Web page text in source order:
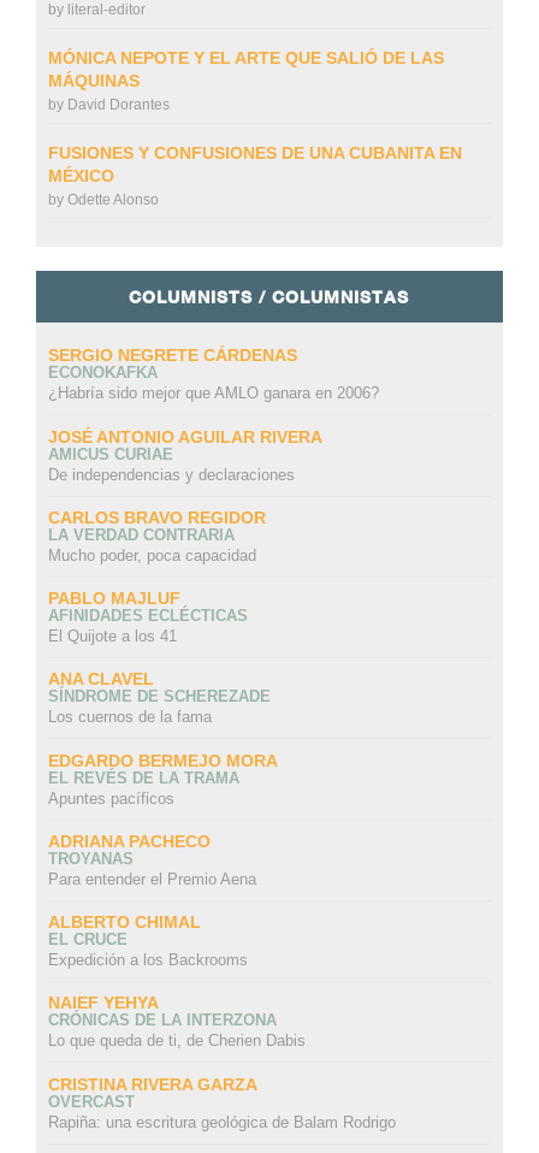
by literal-editor
MÓNICA NEPOTE Y EL ARTE QUE SALIÓ DE LAS
MÁQUINAS
by David Dorantes
FUSIONES Y CONFUSIONES DE UNA CUBANITA EN
MÉXICO
by Odette Alonso
COLUMNISTS / COLUMNISTAS
SERGIO NEGRETE CÁRDENAS
ECONOKAFKA
¿Habría sido mejor que AMLO ganara en 2006?
JOSÉ ANTONIO AGUILAR RIVERA
AMICUS CURIAE
De independencias y declaraciones
CARLOS BRAVO REGIDOR
LA VERDAD CONTRARIA
Mucho poder, poca capacidad
PABLO MAJLUF
AFINIDADES ECLÉCTICAS
El Quijote a los 41
ANA CLAVEL
SÍNDROME DE SCHEREZADE
Los cuernos de la fama
EDGARDO BERMEJO MORA
EL REVÉS DE LA TRAMA
Apuntes pacíficos
ADRIANA PACHECO
TROYANAS
Para entender el Premio Aena
ALBERTO CHIMAL
EL CRUCE
Expedición a los Backrooms
NAIEF YEHYA
CRÓNICAS DE LA INTERZONA
Lo que queda de ti, de Cherien Dabis
CRISTINA RIVERA GARZA
OVERCAST
Rapiña: una escritura geológica de Balam Rodrigo